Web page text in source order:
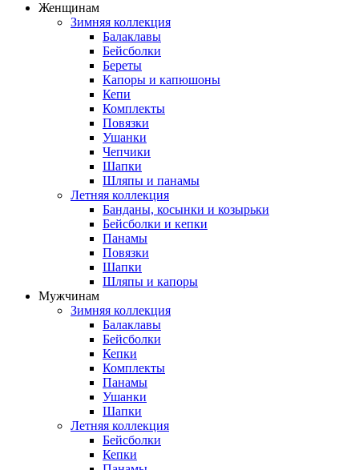
Женщинам
Зимняя коллекция
Балаклавы
Бейсболки
Береты
Капоры и капюшоны
Кепи
Комплекты
Повязки
Ушанки
Чепчики
Шапки
Шляпы и панамы
Летняя коллекция
Банданы, косынки и козырьки
Бейсболки и кепки
Панамы
Повязки
Шапки
Шляпы и капоры
Мужчинам
Зимняя коллекция
Балаклавы
Бейсболки
Кепки
Комплекты
Панамы
Ушанки
Шапки
Летняя коллекция
Бейсболки
Кепки